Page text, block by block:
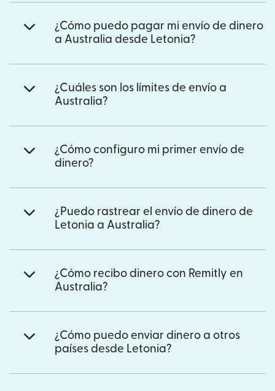
¿Cómo puedo pagar mi envío de dinero
a Australia desde Letonia?
¿Cuáles son los límites de envío a
Australia?
¿Cómo configuro mi primer envío de
dinero?
¿Puedo rastrear el envío de dinero de
Letonia a Australia?
¿Cómo recibo dinero con Remitly en
Australia?
¿Cómo puedo enviar dinero a otros
países desde Letonia?